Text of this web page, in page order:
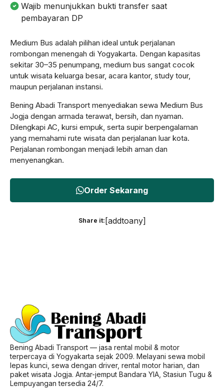
Wajib menunjukkan bukti transfer saat
pembayaran DP
Medium Bus adalah pilihan ideal untuk perjalanan
rombongan menengah di Yogyakarta. Dengan kapasitas
sekitar 30–35 penumpang, medium bus sangat cocok
untuk wisata keluarga besar, acara kantor, study tour,
maupun perjalanan instansi.
Bening Abadi Transport menyediakan sewa Medium Bus
Jogja dengan armada terawat, bersih, dan nyaman.
Dilengkapi AC, kursi empuk, serta supir berpengalaman
yang memahami rute wisata dan perjalanan luar kota.
Perjalanan rombongan menjadi lebih aman dan
menyenangkan.
Order Sekarang
Share it:[addtoany]
Bening Abadi Transport — jasa rental mobil & motor
terpercaya di Yogyakarta sejak 2009. Melayani sewa mobil
lepas kunci, sewa dengan driver, rental motor harian, dan
paket wisata Jogja. Antar-jemput Bandara YIA, Stasiun Tugu &
Lempuyangan tersedia 24/7.